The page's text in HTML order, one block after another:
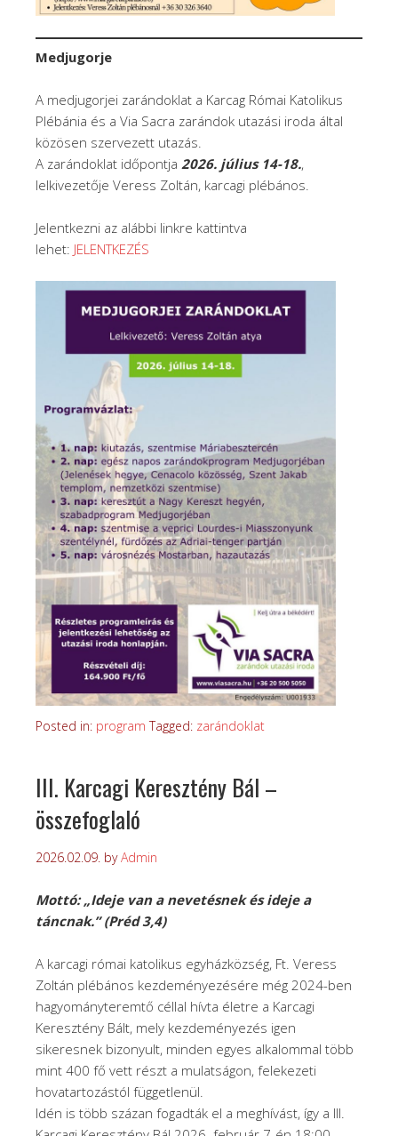
Medjugorje
A medjugorjei zarándoklat a Karcag Római Katolikus
Plébánia és a Via Sacra zarándok utazási iroda által
közösen szervezett utazás.
A zarándoklat időpontja 2026. július 14-18.,
lelkivezetője Veress Zoltán, karcagi plébános.
Jelentkezni az alábbi linkre kattintva
lehet: JELENTKEZÉS
Posted in: program Tagged: zarándoklat
III. Karcagi Keresztény Bál –
összefoglaló
2026.02.09. byAdmin
Mottó: „Ideje van a nevetésnek és ideje a
táncnak.” (Préd 3,4)
A karcagi római katolikus egyházközség, Ft. Veress
Zoltán plébános kezdeményezésére még 2024-ben
hagyományteremtő céllal hívta életre a Karcagi
Keresztény Bált, mely kezdeményezés igen
sikeresnek bizonyult, minden egyes alkalommal több
mint 400 fő vett részt a mulatságon, felekezeti
hovatartozástól függetlenül.
Idén is több százan fogadták el a meghívást, így a III.